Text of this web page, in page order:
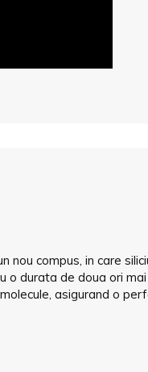
nou compus, in care
o durata de doua ori
asigurand o